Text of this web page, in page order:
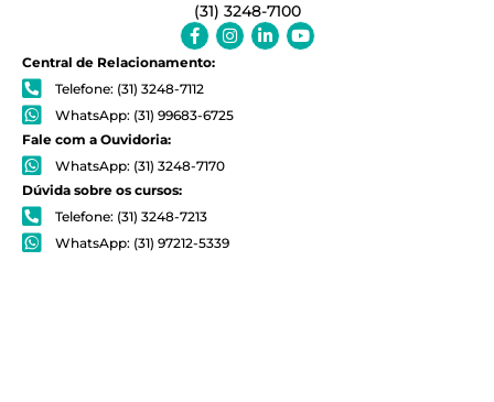
(31) 3248-7100
Facebook-
f
Instagram
Linkedin-
in
Youtube
Central de Relacionamento:
Telefone: (31) 3248-7112
WhatsApp: (31) 99683-6725
Fale com a Ouvidoria:
WhatsApp: (31) 3248-7170
Dúvida sobre os cursos:
Telefone: (31) 3248-7213
WhatsApp: (31) 97212-5339